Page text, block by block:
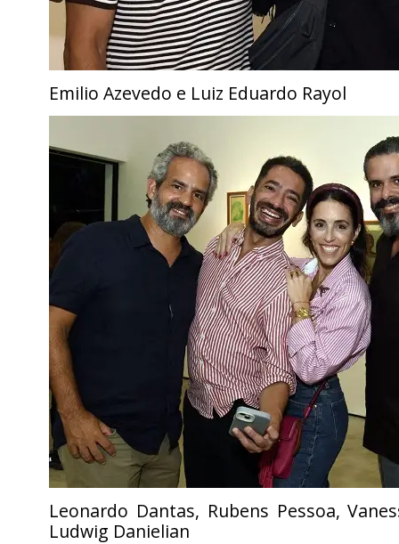
Emilio Azevedo e Luiz Eduardo Rayol
Leonardo Dantas, Rubens Pessoa,
Ludwig Danielian